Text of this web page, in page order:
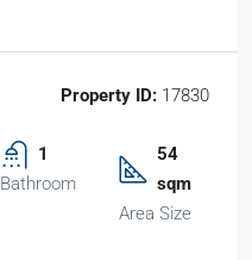
Property ID: 17830
1
Bathroom
54
sqm
Area Size